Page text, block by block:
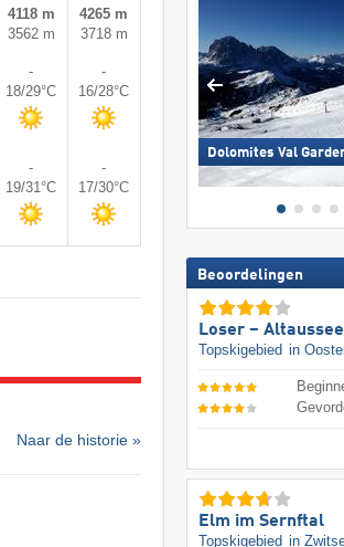
4118 m
3562 m
4265 m
3718 m
-
18/29°C
-
16/28°C
-
19/31°C
-
17/30°C
Naar de historie »
Dolomites Val
Beoordelingen
Loser – Altaussee
Topskigebied in
Elm im Sernftal
Topskigebied in